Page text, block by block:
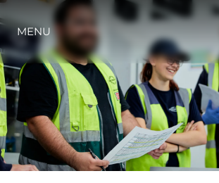
YAŞAM ŞEKLİ
YENILIK
ŞİRKET
MENU